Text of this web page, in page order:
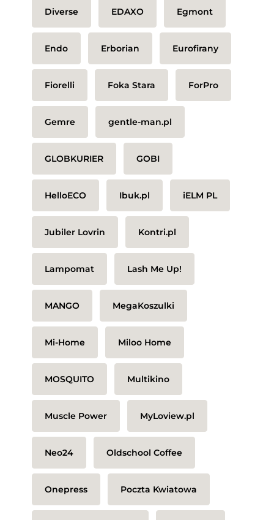
Diverse EDAXO Egmont
Endo Erborian Eurofirany
Fiorelli Foka Stara ForPro
Gemre gentle-man.pl
GLOBKURIER GOBI
HelloECO Ibuk.pl iELM PL
Jubiler Lovrin Kontri.pl
Lampomat Lash Me Up!
MANGO MegaKoszulki
Mi-Home Miloo Home
MOSQUITO Multikino
Muscle Power MyLoview.pl
Neo24 Oldschool Coffee
Onepress Poczta Kwiatowa